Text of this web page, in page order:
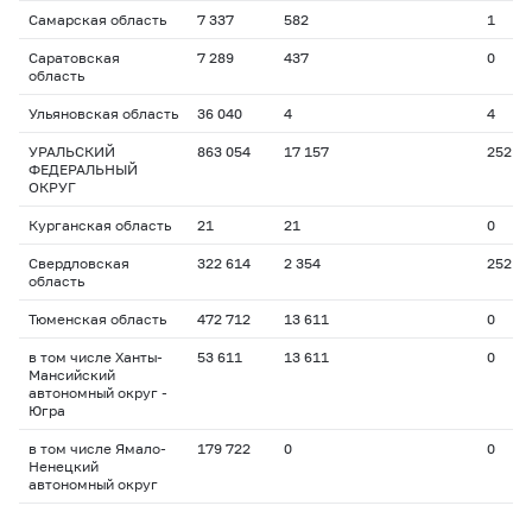
Самарская область 7 337 582 1
Саратовская
область
7 289 437 0
Ульяновская область 36 040 4 4
УРАЛЬСКИЙ
ФЕДЕРАЛЬНЫЙ
ОКРУГ
863 054 17 157 252
Курганская область 21 21 0
Свердловская
область
322 614 2 354 252
Тюменская область 472 712 13 611 0
в том числе Ханты-
Мансийский
автономный округ -
Югра
53 611 13 611 0
в том числе Ямало-
Ненецкий
автономный округ
179 722 0 0